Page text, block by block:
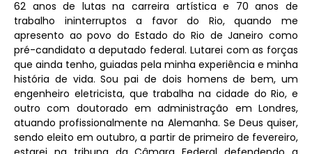
62 anos de lutas na carreira artística e 70 anos de
trabalho ininterruptos a favor do Rio, quando me
apresento ao povo do Estado do Rio de Janeiro como
pré-candidato a deputado federal. Lutarei com as forças
que ainda tenho, guiadas pela minha experiência e minha
história de vida. Sou pai de dois homens de bem, um
engenheiro eletricista, que trabalha na cidade do Rio, e
outro com doutorado em administração em Londres,
atuando profissionalmente na Alemanha. Se Deus quiser,
sendo eleito em outubro, a partir de primeiro de fevereiro,